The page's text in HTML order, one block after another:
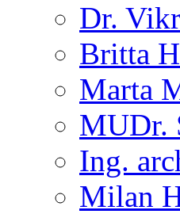
Dr.
Britta
Marta
MUDr.
Ing.
Milan